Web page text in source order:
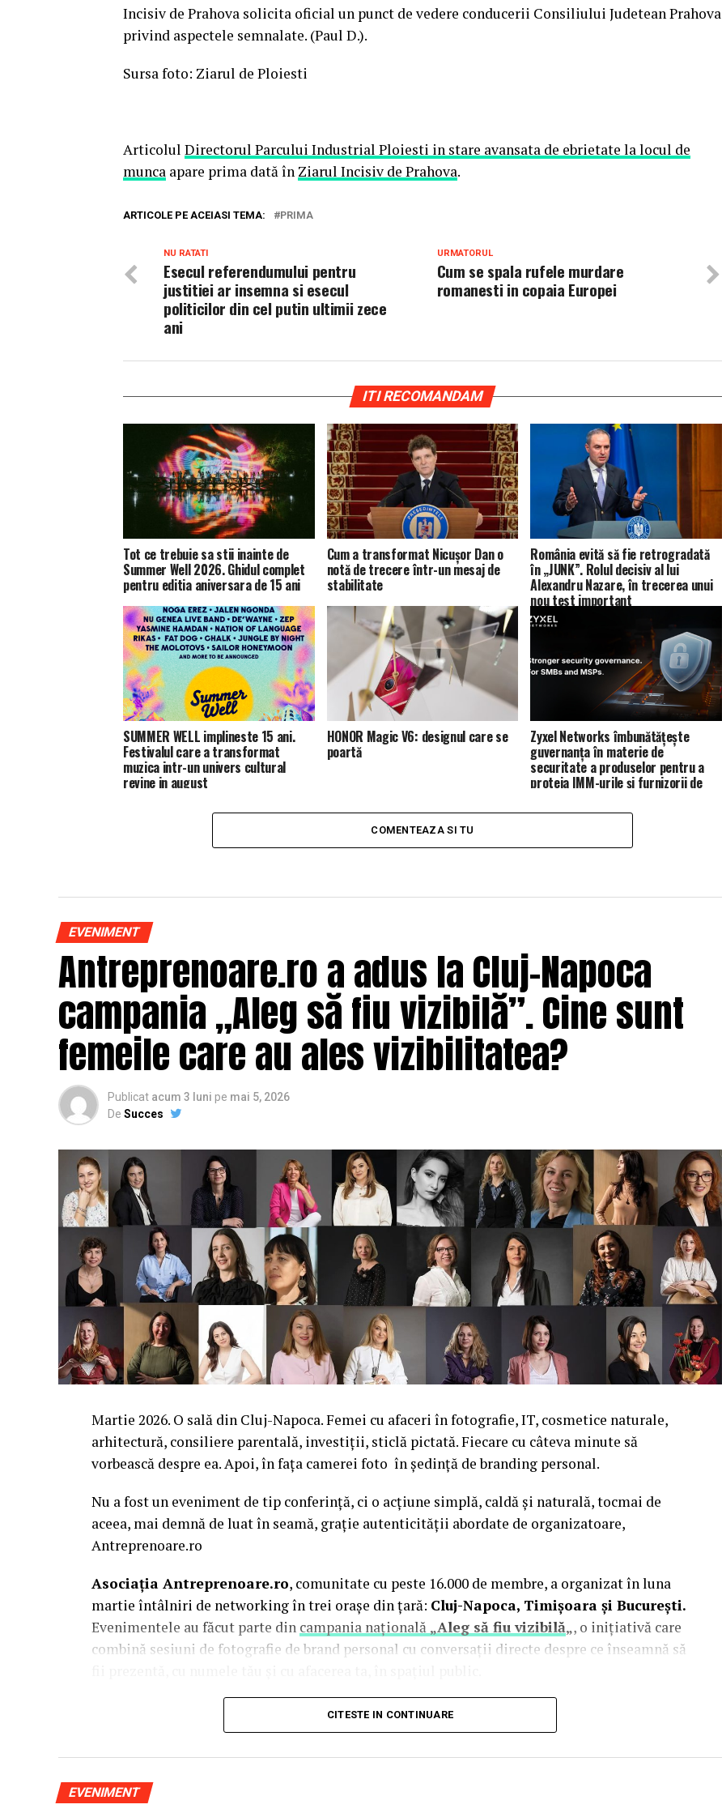
Incisiv de Prahova solicita oficial un punct de vedere conducerii Consiliului Judetean Prahova
privind aspectele semnalate. (Paul D.).
Sursa foto: Ziarul de Ploiesti
Articolul Directorul Parcului Industrial Ploiesti in stare avansata de ebrietate la locul de
munca apare prima dată în Ziarul Incisiv de Prahova.
ARTICOLE PE ACEIASI TEMA: PRIMA
URMATORUL
Cum se spala rufele murdare
romanesti in copaia Europei
NU RATATI
Esecul referendumului pentru
justitiei ar insemna si esecul
politicilor din cel putin ultimii zece
ani
ITI RECOMANDAM
Tot ce trebuie sa stii inainte de
Summer Well 2026. Ghidul complet
pentru editia aniversara de 15 ani
Cum a transformat Nicușor Dan o
notă de trecere într-un mesaj de
stabilitate
România evită să fie retrogradată
în „JUNK”. Rolul decisiv al lui
Alexandru Nazare, în trecerea unui
nou test important
SUMMER WELL implineste 15 ani.
Festivalul care a transformat
muzica intr-un univers cultural
revine in august
HONOR Magic V6: designul care se
poartă
Zyxel Networks îmbunătățește
guvernanța în materie de
securitate a produselor pentru a
proteja IMM-urile și furnizorii de
COMENTEAZA SI TU
EVENIMENT
Antreprenoare.ro a adus la Cluj-Napoca
campania „Aleg să fiu vizibilă”. Cine sunt
femeile care au ales vizibilitatea?
Publicat acum 3 luni pe mai 5, 2026
De Succes
Martie 2026. O sală din Cluj-Napoca. Femei cu afaceri în fotografie, IT, cosmetice naturale,
arhitectură, consiliere parentală, investiții, sticlă pictată. Fiecare cu câteva minute să
vorbească despre ea. Apoi, în fața camerei foto în ședință de branding personal.
Nu a fost un eveniment de tip conferință, ci o acțiune simplă, caldă și naturală, tocmai de
aceea, mai demnă de luat în seamă, grație autenticității abordate de organizatoare,
Antreprenoare.ro
Asociația Antreprenoare.ro, comunitate cu peste 16.000 de membre, a organizat în luna
martie întâlniri de networking în trei orașe din țară: Cluj-Napoca, Timișoara și București.
Evenimentele au făcut parte din campania națională „Aleg să fiu vizibilă„, o inițiativă care
combină sesiuni de fotografie de brand personal cu conversații directe despre ce înseamnă să
La Cluj-Napoca, sesiunile foto au fost susținute de doi fotografi profesioniști:
(lightsun.ro) șiDeni Sîrb(DA Studio). Valentina a venit cu 18 ani de carieră în
vânzări în spate și o tranziție asumată spre fotografia comercială și de brand personal. Deni
portret de 15 ani.
CITESTE IN CONTINUARE
EVENIMENT